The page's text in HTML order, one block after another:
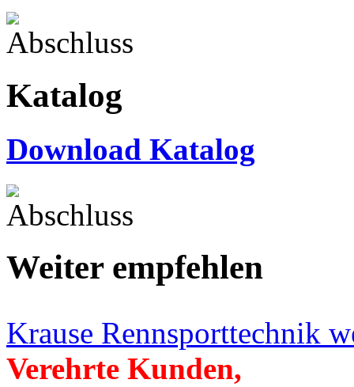
Katalog
Download Katalog
Weiter empfehlen
Krause Rennsporttechnik
Verehrte Kunden,